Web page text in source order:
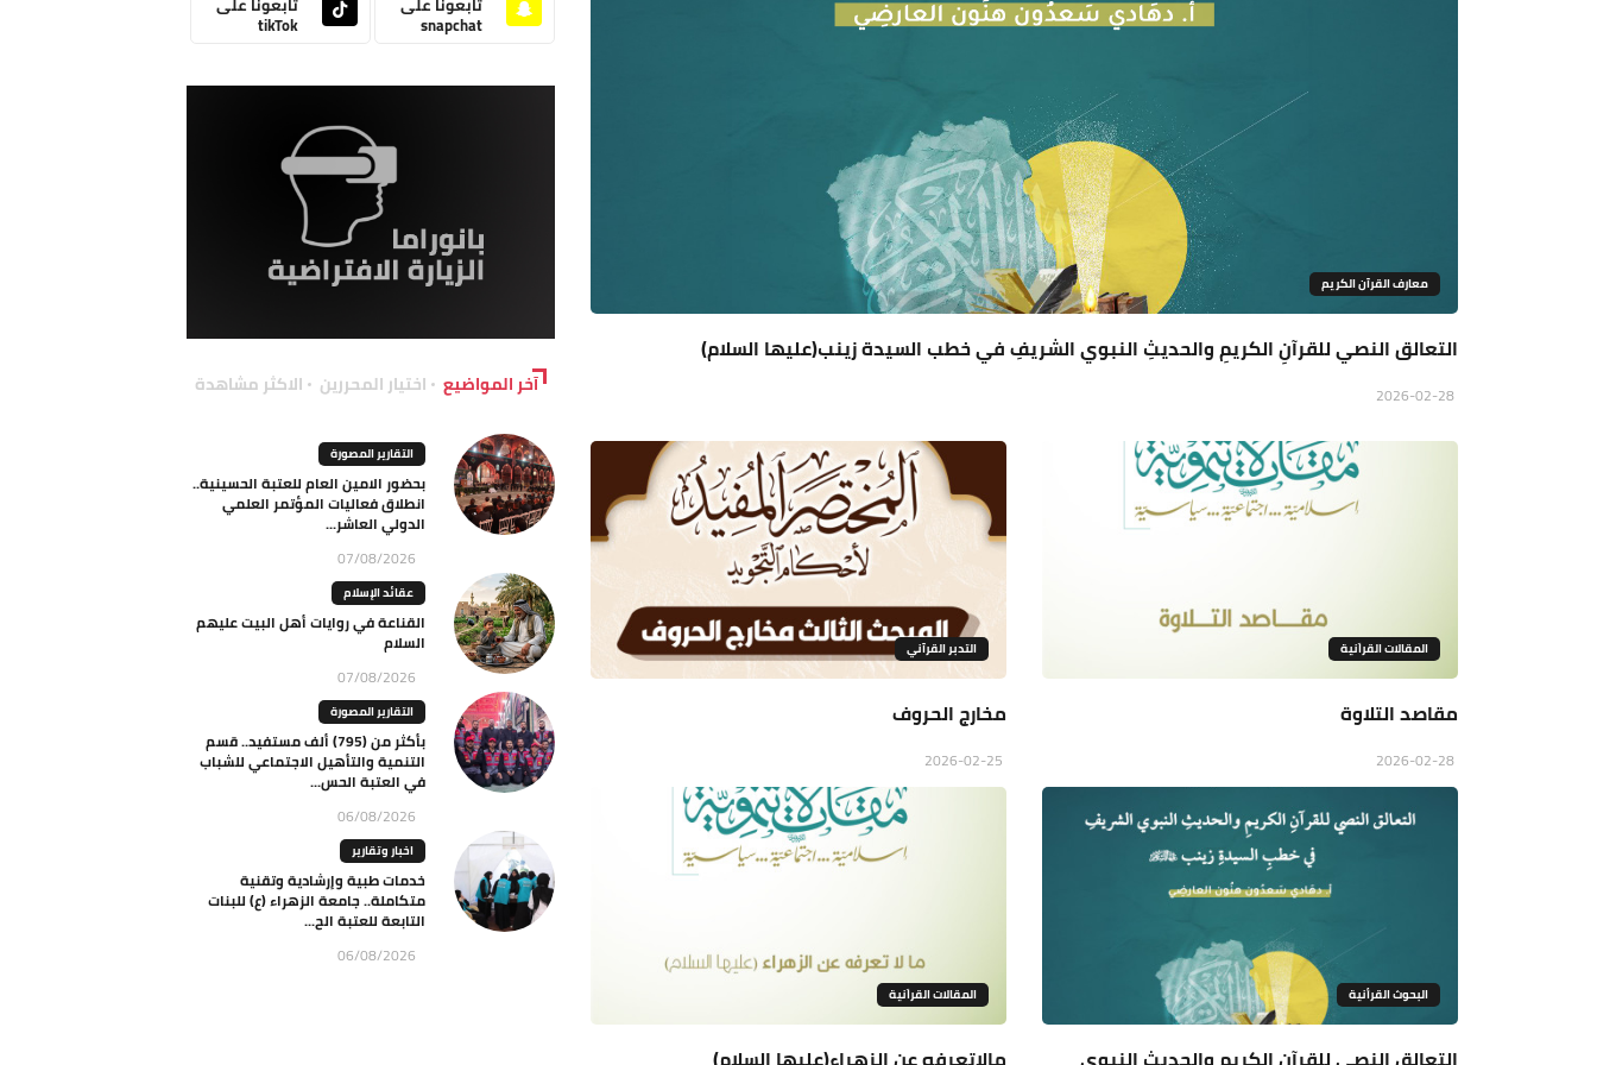
معارف القرآن الكريم
التعالق النصي للقرآنِ الكريمِ والحديثِ النبوي الشريفِ في خطب السيدة زينب(عليها السلام)
المقالات القراَنية
مقاصد التلاوة
التدبر القرآني
مخارج الحروف
البحوث القرأنية المقالات القراَنية
snapchat
tikTok
آخر المواضيع اختيار المحررين الاكثر مشاهدة
التقارير المصورة
بحضور الامين العام للعتبة الحسينية..
انطلاق فعاليات المؤتمر العلمي
الدولي العاشر...
07/08/2026
عقائد الإسلام
القناعة في روايات أهل البيت عليهم
السلام
07/08/2026
التقارير المصورة
بأكثر من (795) ألف مستفيد.. قسم
التنمية والتأهيل الاجتماعي للشباب
في العتبة الحس...
06/08/2026
اخبار وتقارير
خدمات طبية وإرشادية وتقنية
متكاملة.. جامعة الزهراء (ع) للبنات
التابعة للعتبة الح...
06/08/2026